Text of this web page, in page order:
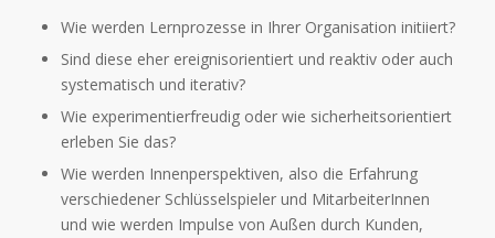
Wie werden Lernprozesse in Ihrer Organisation initiiert?
Sind diese eher ereignisorientiert und reaktiv oder auch
systematisch und iterativ?
Wie experimentierfreudig oder wie sicherheitsorientiert
erleben Sie das?
Wie werden Innenperspektiven, also die Erfahrung
verschiedener Schlüsselspieler und MitarbeiterInnen
und wie werden Impulse von Außen durch Kunden,